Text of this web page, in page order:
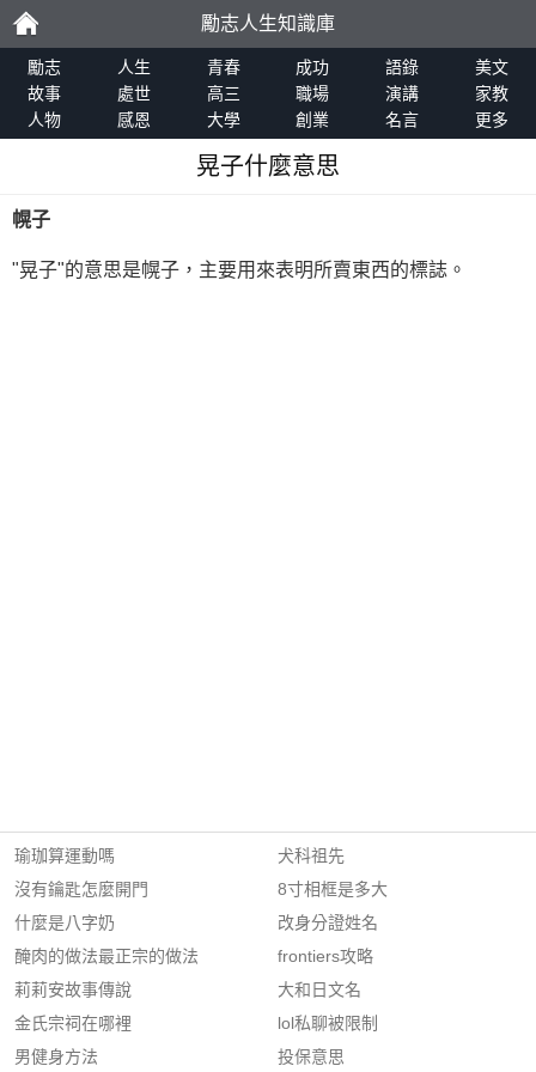
勵
志
勵志人生知識庫
勵志 人生 青春 成功 語錄
美文
故事
處世 高三 職場 演講
家教
人物
感恩 大學 創業 名言 更多
晃子什麼意思
幌子
"晃子"的意思是幌子，主要用來表明所賣東西的標誌。
瑜珈算運動嗎
沒有鑰匙怎麼開門
什麼是八字奶
醃肉的做法最正宗的做法
莉莉安故事傳說
金氏宗祠在哪裡
男健身方法
犬科祖先
8寸相框是多大
改身分證姓名
frontiers攻略
大和日文名
lol私聊被限制
投保意思